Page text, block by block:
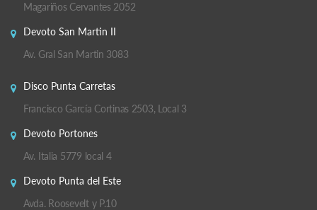
Magariños Cervantes 2052
Devoto San Martin II
Av. Gral San Martin 3083
Disco Punta Carretas
Francisco García Cortinas 2503, Local 3
Devoto Portones
Av. Italia 5779 local 4
Devoto Punta del Este
Avda. Roosevelt y P.10